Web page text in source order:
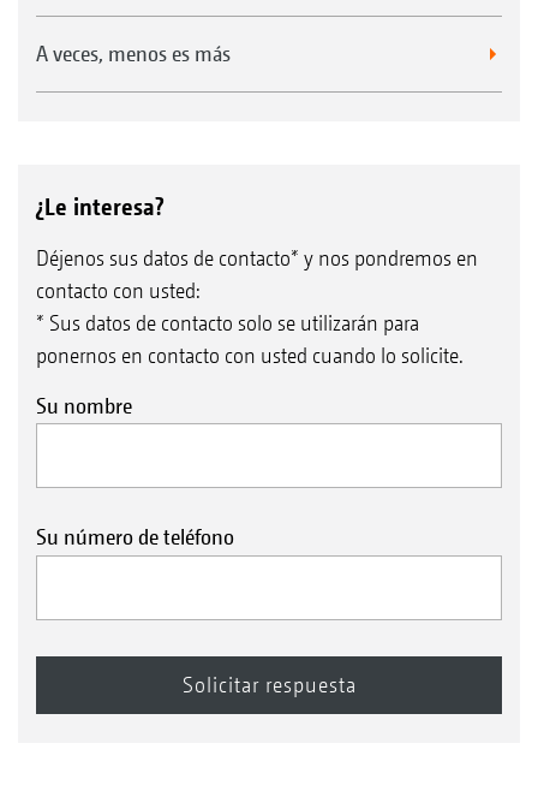
A veces, menos es más
¿Le interesa?
Déjenos sus datos de contacto* y nos pondremos en
contacto con usted:
* Sus datos de contacto solo se utilizarán para
ponernos en contacto con usted cuando lo solicite.
Su nombre
Su número de teléfono